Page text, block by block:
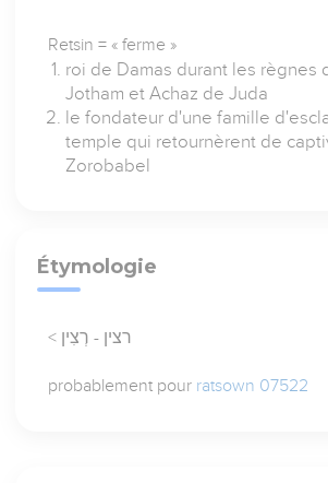
Retsin = « ferme »
roi de Damas durant les règnes
Jotham et Achaz de Juda
le fondateur d'une famille
temple qui retournèrent de
Zorobabel
Étymologie
< רצין - רְצִין
probablement pour ratsown 07522